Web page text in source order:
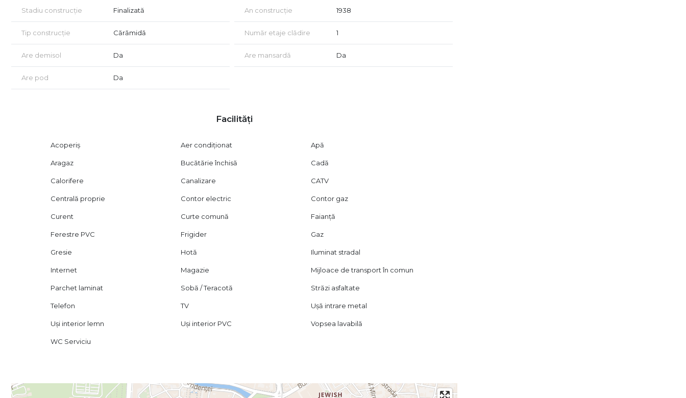
– conexiune facilă către toate zonele centrale și sudice ale orașului
O proprietate cu personalitate, potențial și spațiu din belșug, ideală pentru cei care își doresc flexibilitate,
arhitectură interbelică și o adresă ultracentrală în continuă apreciere.
Pentru detalii suplimentare sau pentru programarea unei vizionări, vă stăm la dispoziție!
Oferim consultanță GRATUITĂ pentru achiziții prin credit ipotecar.
Certificatul energetic va fi disponibil la vânzare.
Stadiu construcție Finalizată An construcție 1938
Tip construcție Cărămidă Număr etaje clădire 1
Are demisol Da Are mansardă Da
Are pod Da
Facilități
Acoperiș Aer condiționat Apă
Aragaz Bucătărie închisă Cadă
Calorifere Canalizare CATV
Centrală proprie Contor electric Contor gaz
Curent Curte comună Faianță
Ferestre PVC Frigider Gaz
Gresie Hotă Iluminat stradal
Internet Magazie Mijloace de transport în comun
Parchet laminat Sobă / Teracotă Străzi asfaltate
Telefon TV Ușă intrare metal
Uși interior lemn Uși interior PVC Vopsea lavabilă
WC Serviciu